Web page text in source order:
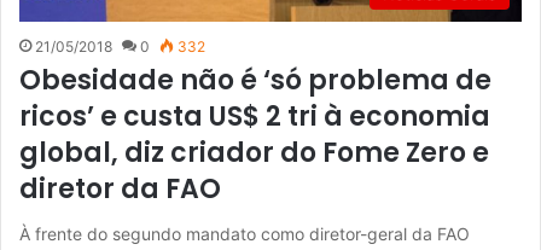
21/05/2018 0 332
Obesidade não é ‘só problema de
ricos’ e custa US$ 2 tri à economia
global, diz criador do Fome Zero e
diretor da FAO
À frente do segundo mandato como diretor-geral da FAO